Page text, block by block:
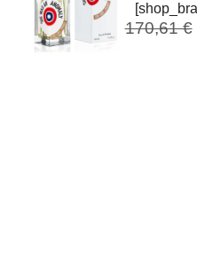
170,61 €